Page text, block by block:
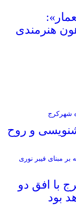
هنرمندی
و روح
با افق دو
بود